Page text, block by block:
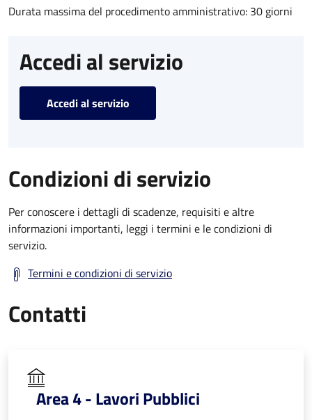
Durata massima del procedimento amministrativo: 30 giorni
Accedi al servizio
Accedi al servizio
Condizioni di servizio
Per conoscere i dettagli di scadenze, requisiti e altre
informazioni importanti, leggi i termini e le condizioni di
servizio.
Termini e condizioni di servizio
Contatti
Area 4 - Lavori Pubblici